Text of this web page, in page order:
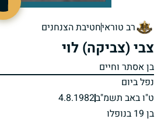
רב טוראיחטיבת הצנחנים
צבי (צביקה) לוי
בן אסתר וחיים
נפל ביום
ט"ו באב תשמ"ב4.8.1982
בן 19 בנופלו